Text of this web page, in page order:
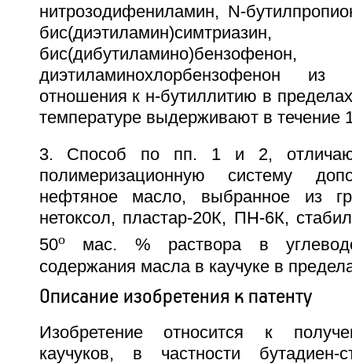
нитрозодифениламин, N-
диэтиламинохлорбензофенон из
отношения к н-бутиллитию в
температуре выдерживают в течение
3. Способ по пп. 1 и 2,
полимеризационную систему
нефтяное масло, выбранное из
нетоксол, пластар-20К, ПН-6К,
50oмас. % раствора в
содержания масла в каучуке в
Описание изобретения к патенту
Изобретение относится к
каучуков, в частности бутадиен-